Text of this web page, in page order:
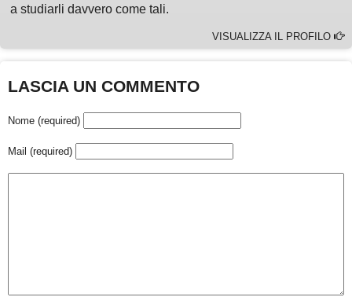
a studiarli davvero come tali.
VISUALIZZA IL PROFILO
LASCIA UN COMMENTO
Nome (required)
Mail (required)